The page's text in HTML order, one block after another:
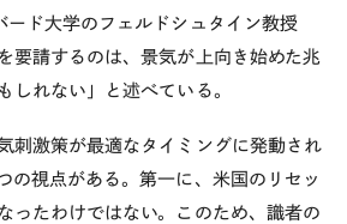
ド大学のフェルドシュタイン教授
要請するのは、景気が上向き始めた兆
しれない」と述べている。
刺激策が最適なタイミングに発動され
の視点がある。第一に、米国のリセッ
ったわけではない。このため、識者の